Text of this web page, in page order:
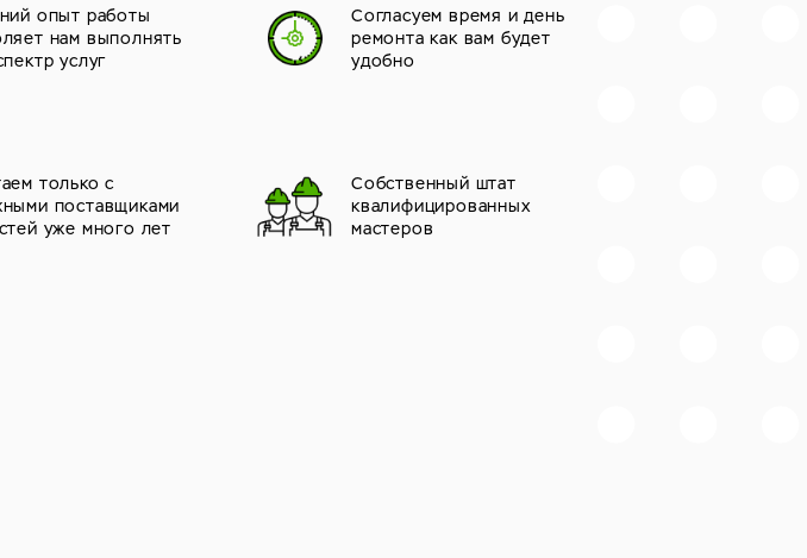
опыт работы
нам выполнять
услуг
Согласуем время и день
ремонта как вам будет
удобно
только с
поставщиками
уже много лет
Собственный штат
квалифицированных
мастеров